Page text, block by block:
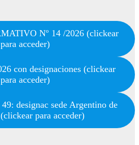
Nº 14 /2026 (clickear
para acceder)
con designaciones (clickear
para acceder)
designac sede Argentino de
para acceder)